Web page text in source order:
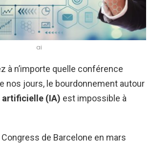
ai
à n’importe quelle conférence
nos jours, le bourdonnement autour
(IA) est impossible à
de Barcelone en mars